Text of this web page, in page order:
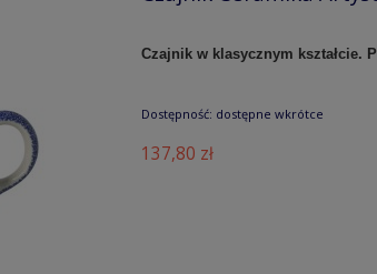
Czajnik w klasycznym kształcie.
Dostępność: dostępne wkrótce
137,80 zł